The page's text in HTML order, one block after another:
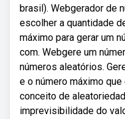
brasil). Webgerador de
escolher a quantidade
máximo para gerar um
com. Webgere um
números aleatórios.
e o número máximo
conceito de
imprevisibilidade do